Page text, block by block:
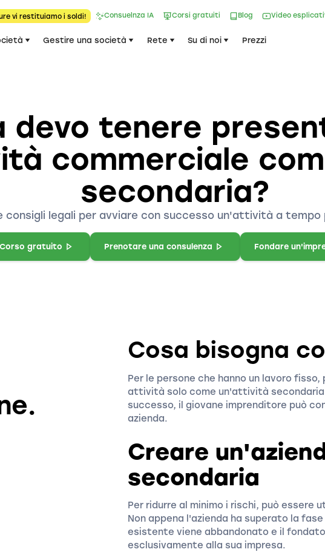
vi restituiamo i soldi! Consuelnza IA Corsi gratuiti Blog Video
Gestire una società Rete Su di noi Prezzi
devo tenere
commerciale
secondaria?
consigli legali per avviare con successo un'attività a tempo
Corso gratuito Prenotare una consulenza Fondare
Cosa bisogna
Per le persone che hanno un lavoro
attività solo come un'attività secondaria
successo, il giovane imprenditore può
azienda.
Creare
secondaria
Per ridurre al minimo i rischi, può essere
Non appena l'azienda ha superato la
esistente viene abbandonato e il
esclusivamente alla sua impresa.